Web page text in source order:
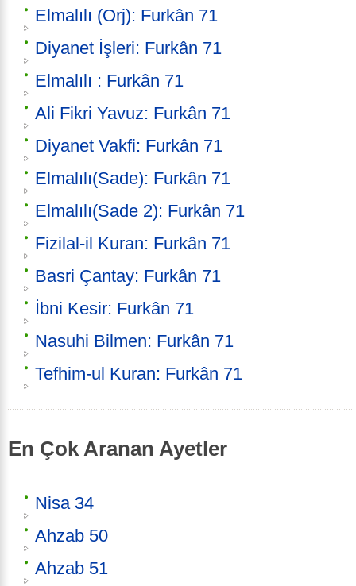
Elmalılı (Orj): Furkân 71
Diyanet İşleri: Furkân 71
Elmalılı : Furkân 71
Ali Fikri Yavuz: Furkân 71
Diyanet Vakfi: Furkân 71
Elmalılı(Sade): Furkân 71
Elmalılı(Sade 2): Furkân 71
Fizilal-il Kuran: Furkân 71
Basri Çantay: Furkân 71
İbni Kesir: Furkân 71
Nasuhi Bilmen: Furkân 71
Tefhim-ul Kuran: Furkân 71
En Çok Aranan Ayetler
Nisa 34
Ahzab 50
Ahzab 51